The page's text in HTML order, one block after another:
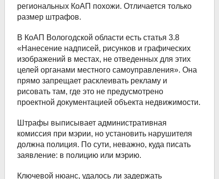
региональных КоАП похожи. Отличается только
размер штрафов.
В КоАП Вологодской области есть статья 3.8
«Нанесение надписей, рисунков и графических
изображений в местах, не отведенных для этих
целей органами местного самоуправления». Она
прямо запрещает расклеивать рекламу и
рисовать там, где это не предусмотрено
проектной документацией объекта недвижимости.
Штрафы выписывает административная
комиссия при мэрии, но установить нарушителя
должна полиция. По сути, неважно, куда писать
заявление: в полицию или мэрию.
Ключевой нюанс, удалось ли задержать